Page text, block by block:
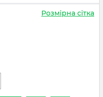
Розмірна сітка